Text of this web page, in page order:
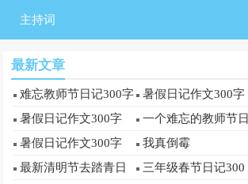
主持词
最新文章
难忘教师节日记300字
暑假日记作文300字
暑假日记作文300字
一个难忘的教师节日
记300字
暑假日记作文300字
我真倒霉
最新清明节去踏青日
三年级春节日记300